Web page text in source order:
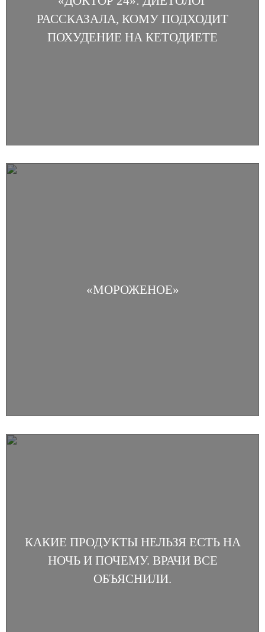
РАССКАЗАЛА, КОМУ ПОДХОДИТ
ПОХУДЕНИЕ НА КЕТОДИЕТЕ
«МОРОЖЕНОЕ»
КАКИЕ ПРОДУКТЫ НЕЛЬЗЯ ЕСТЬ НА
НОЧЬ И ПОЧЕМУ. ВРАЧИ ВСЕ
ОБЪЯСНИЛИ.